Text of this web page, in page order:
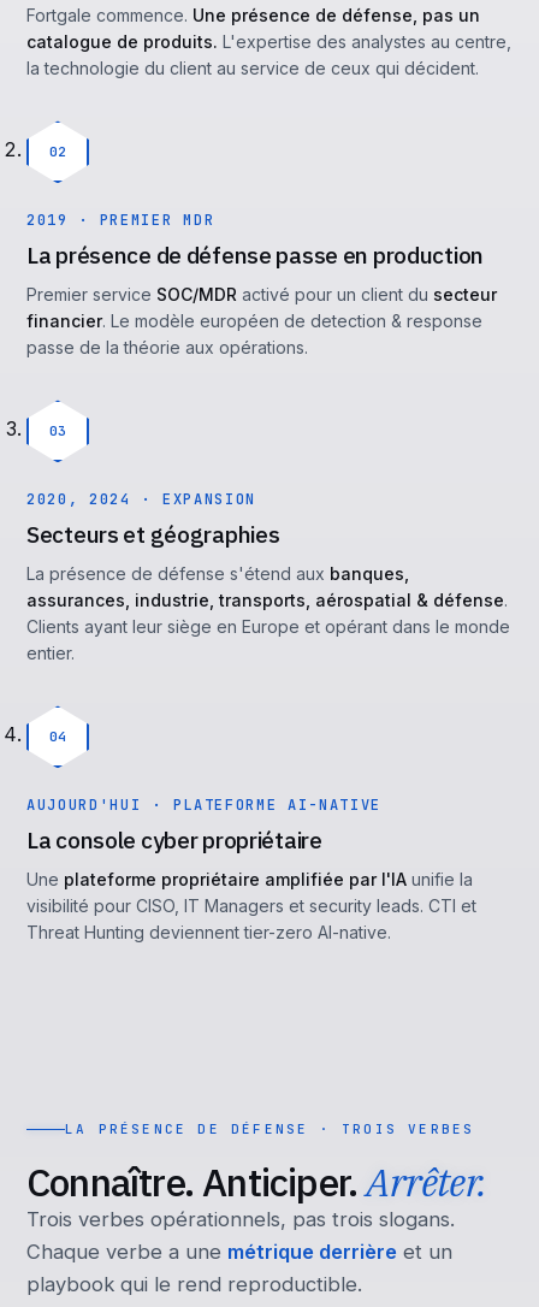
Fortgale commence. Une présence de défense, pas un
catalogue de produits. L'expertise des analystes au centre,
la technologie du client au service de ceux qui décident.
02
2019 · PREMIER MDR
La présence de défense passe en production
Premier service SOC/MDR activé pour un client du secteur
financier. Le modèle européen de detection & response
passe de la théorie aux opérations.
03
2020, 2024 · EXPANSION
Secteurs et géographies
La présence de défense s'étend aux banques,
assurances, industrie, transports, aérospatial & défense.
Clients ayant leur siège en Europe et opérant dans le monde
entier.
04
AUJOURD'HUI · PLATEFORME AI-NATIVE
La console cyber propriétaire
Une plateforme propriétaire amplifiée par l'IA unifie la
visibilité pour CISO, IT Managers et security leads. CTI et
Threat Hunting deviennent tier-zero AI-native.
LA PRÉSENCE DE DÉFENSE · TROIS VERBES
Connaître. Anticiper.Arrêter.
Trois verbes opérationnels, pas trois slogans.
Chaque verbe a une métrique derrière et un
playbook qui le rend reproductible.